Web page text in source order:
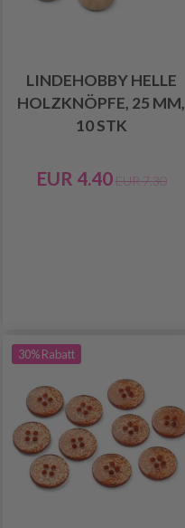
LINDEHOBBY HELLE
HOLZKNÖPFE, 25 MM,
10 STK
EUR 4.40 EUR 7.30
30% Rabatt